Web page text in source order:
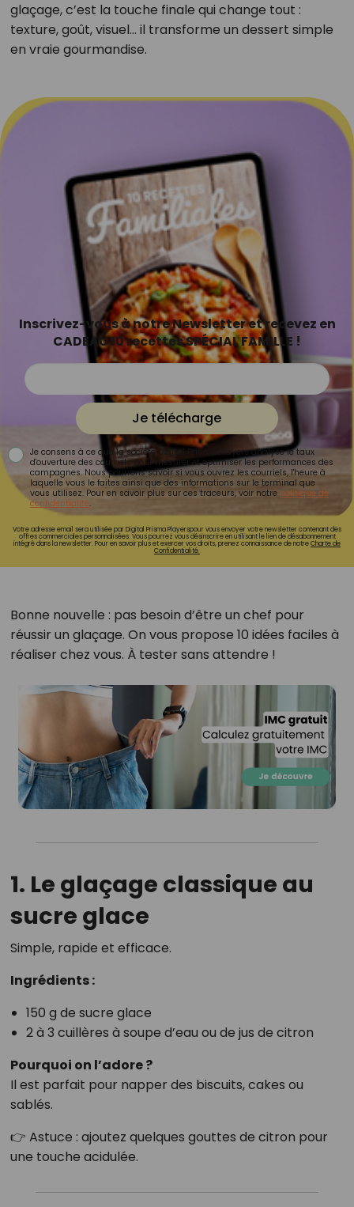
glaçage, c’est la touche finale qui change tout :
texture, goût, visuel… il transforme un dessert simple
en vraie gourmandise.
Inscrivez-vous à notre Newsletter et recevez en
CADEAU 10 recettes SPÉCIAL FAMILLE !
Je télécharge
Je consens à ce que la société Digital Prisma Players analyse le taux
d'ouverture des courriels pour mesurer et optimiser les performances des
campagnes. Nous pourrons savoir si vous ouvrez les courriels, l'heure à
laquelle vous le faites ainsi que des informations sur le terminal que
vous utilisez. Pour en savoir plus sur ces traceurs, voir notre politique de
confidentialité.
Votre adresse email sera utilisée par Digital Prisma Playerspour vous envoyer votre newsletter contenant des
offres commerciales personnalisées. Vous pourrez vous désinscrire en utilisant le lien de désabonnement
intégré dans la newsletter. Pour en savoir plus et exercer vos droits, prenez connaissance de notreCharte de
Confidentialité.
Bonne nouvelle : pas besoin d’être un chef pour
réussir un glaçage. On vous propose 10 idées faciles à
réaliser chez vous. À tester sans attendre !
1. Le glaçage classique au
sucre glace
Simple, rapide et efficace.
Ingrédients :
150 g de sucre glace
2 à 3 cuillères à soupe d’eau ou de jus de citron
Pourquoi on l’adore ?
Il est parfait pour napper des biscuits, cakes ou
sablés.
👉 Astuce : ajoutez quelques gouttes de citron pour
une touche acidulée.